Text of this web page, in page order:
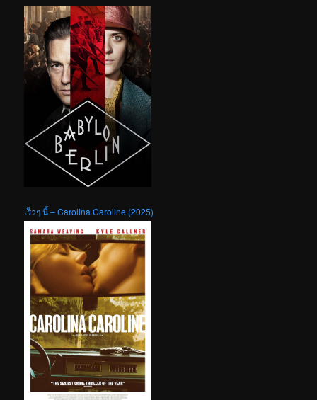
เร็วๆ นี้ – Carolina Caroline (2025)